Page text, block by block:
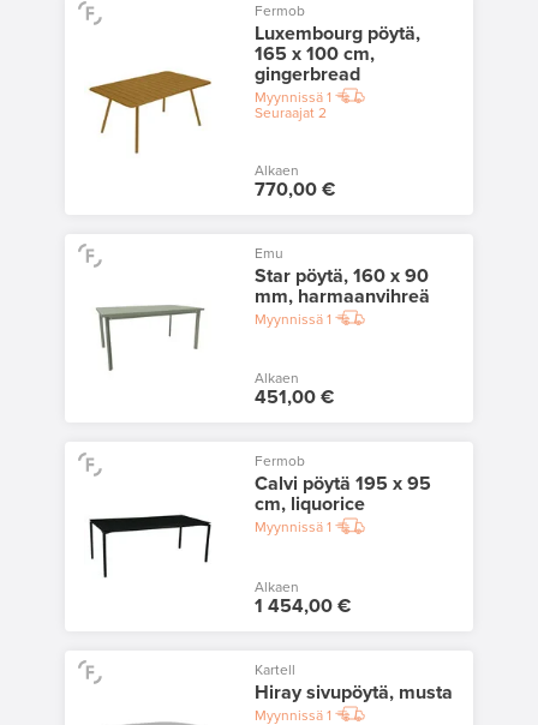
Fermob
Luxembourg pöytä,
165 x 100 cm,
gingerbread
Myynnissä1
Seuraajat 2
Alkaen
770,00 €
Emu
Star pöytä, 160 x 90
mm, harmaanvihreä
Myynnissä1
Alkaen
451,00 €
Fermob
Calvi pöytä 195 x 95
cm, liquorice
Myynnissä1
Alkaen
1 454,00 €
Kartell
Hiray sivupöytä, musta
Myynnissä1